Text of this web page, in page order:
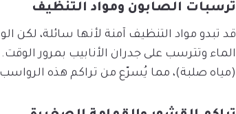
ترسبات الصابون ومواد التنظيف
قد تبدو مواد التنظيف آمنة لأنها سائلة، لكن
الماء وتترسب على جدران الأنابيب بمرور الوقت.
(مياه صلبة)، مما يُسرّع من تراكم هذه